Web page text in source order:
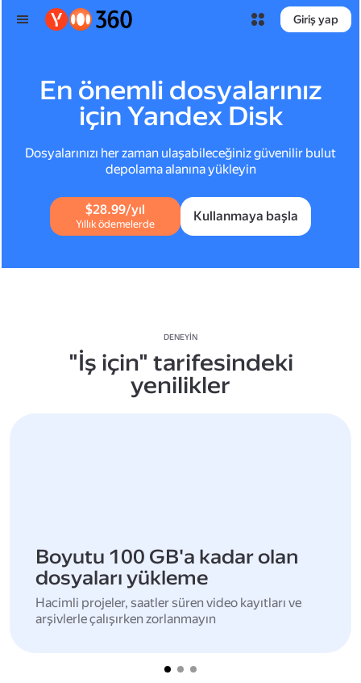
Giriş yap
En önemli dosyalarınız
için Yandex Disk
Dosyalarınızı her zaman ulaşabileceğiniz güvenilir bulut
depolama alanına yükleyin
$28.99/yıl
Yıllık ödemelerde
Kullanmaya başla
DENEYIN
"İş için" tarifesindeki
yenilikler
Boyutu 100 GB'a kadar olan
dosyaları yükleme
Hacimli projeler, saatler süren video kayıtları ve
arşivlerle çalışırken zorlanmayın